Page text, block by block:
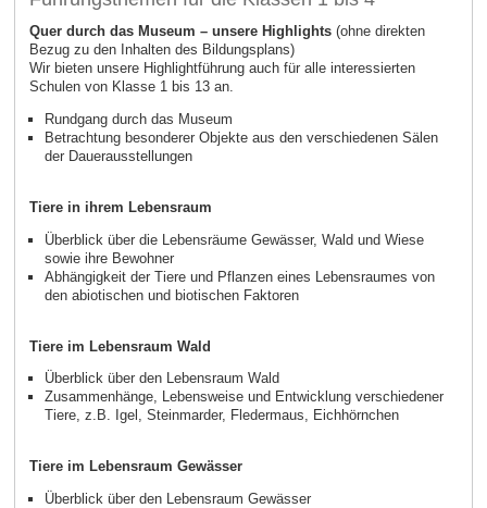
Quer durch das Museum – unsere Highlights (ohne direkten
Bezug zu den Inhalten des Bildungsplans)
Wir bieten unsere Highlightführung auch für alle interessierten
Schulen von Klasse 1 bis 13 an.
Rundgang durch das Museum
Betrachtung besonderer Objekte aus den verschiedenen Sälen
der Dauerausstellungen
Tiere in ihrem Lebensraum
Überblick über die Lebensräume Gewässer, Wald und Wiese
sowie ihre Bewohner
Abhängigkeit der Tiere und Pflanzen eines Lebensraumes von
den abiotischen und biotischen Faktoren
Tiere im Lebensraum Wald
Überblick über den Lebensraum Wald
Zusammenhänge, Lebensweise und Entwicklung verschiedener
Tiere, z.B. Igel, Steinmarder, Fledermaus, Eichhörnchen
Tiere im Lebensraum Gewässer
Überblick über den Lebensraum Gewässer